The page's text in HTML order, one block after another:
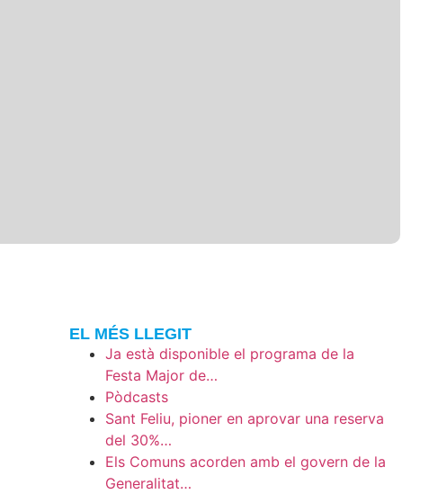
EL MÉS LLEGIT
Ja està disponible el programa de la
Festa Major de…
Pòdcasts
Sant Feliu, pioner en aprovar una reserva
del 30%…
Els Comuns acorden amb el govern de la
Generalitat…